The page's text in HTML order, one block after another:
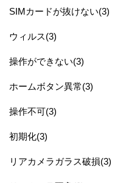
SIMカードが抜けない(3)
ウィルス(3)
操作ができない(3)
ホームボタン異常(3)
操作不可(3)
初期化(3)
リアカメラガラス破損(3)